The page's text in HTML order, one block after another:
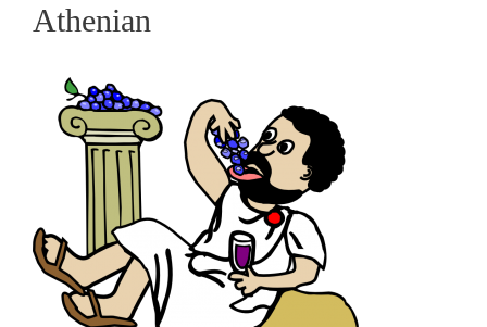
Athenian